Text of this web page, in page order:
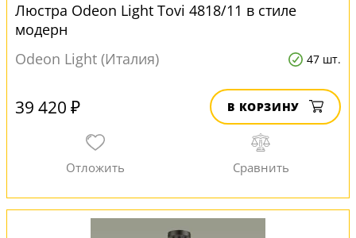
Люстра Odeon Light Tovi 4818/11 в стиле
модерн
Odeon Light (Италия)
47 шт.
39 420 ₽ В КОРЗИНУ